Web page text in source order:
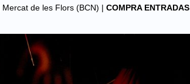
Mercat de les Flors (BCN) | COMPRA ENTRADAS